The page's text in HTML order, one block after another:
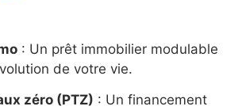
: Un prêt immobilier modulable
de votre vie.
zéro (PTZ) : Un financement